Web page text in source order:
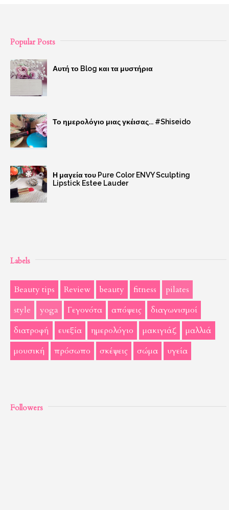
Popular Posts
Αυτή το Blog και τα μυστήρια
Το ημερολόγιο μιας γκέισας... #Shiseido
Η μαγεία του Pure Color ENVY Sculpting
Lipstick Estee Lauder
Labels
Beauty tips Review beauty fitness
pilates
style
yoga Γεγονότα απόψεις
διαγωνισμοί
διατροφή
ευεξία ημερολόγιο μακιγιάζ
μαλλιά
μουσική
πρόσωπο σκέψεις σώμα υγεία
Followers